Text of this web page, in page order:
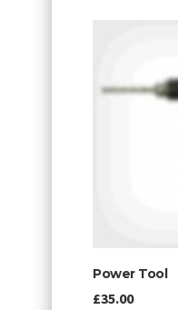
Power Tool
£35.00